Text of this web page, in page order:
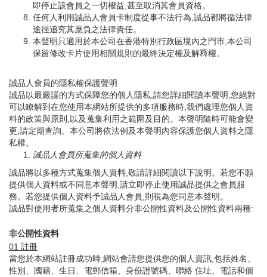
即停止該會員之一切權益,甚至取消其會員資格。
任何人利用誠品人會員卡制度從事不法行為,誠品都將循法律
途徑追究其應負之法律責任。
本聲明只適用於本公司在香港特別行政區境內之門市,本公司
保留修改卡片使用相關規則的最終決定權及解釋權。
誠品人會員的隱私權保護聲明
誠品以最嚴謹的方式保障您的個人隱私,請您詳細閱讀本聲明,您絕對
可以瞭解到在您使用本網站所提供的多項服務時,我們處理您個人資
料的政策與原則,以及蒐集利用之範圍及目的。本聲明隨時可能會變
更,請定期查詢。本公司將依法例及本聲明內容保護您個人資料之隱
私權。
誠品人會員所蒐集的個人資料
誠品將以多種方式蒐集個人資料,敬請詳細閱讀以下說明。若您不願
提供個人資料或不同意本聲明,請立即停止使用誠品提供之會員服
務。若您提供個人資料予誠品人會員,則視為您同意本聲明。
誠品對使用者所蒐集之個人資料分非公開性資料及公開性資料兩種:
非公開性資料
01 註冊
當您於本網站註冊成功時,網站會請您提供您的個人資訊,包括姓名、
性別、國籍、生日、電郵信箱、身份證號碼、聯絡 住址、電話和個